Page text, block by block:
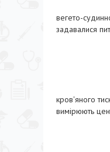
вегето-
задавалися
кров'яного
вимірюють